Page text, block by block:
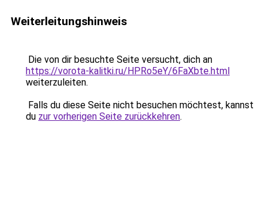
Weiterleitungshinweis
Die von dir besuchte Seite versucht, dich an
https://vorota-kalitki.ru/HPRo5eY/6FaXbte.html
weiterzuleiten.
Falls du diese Seite nicht besuchen möchtest, kannst
du zur vorherigen Seite zurückkehren.